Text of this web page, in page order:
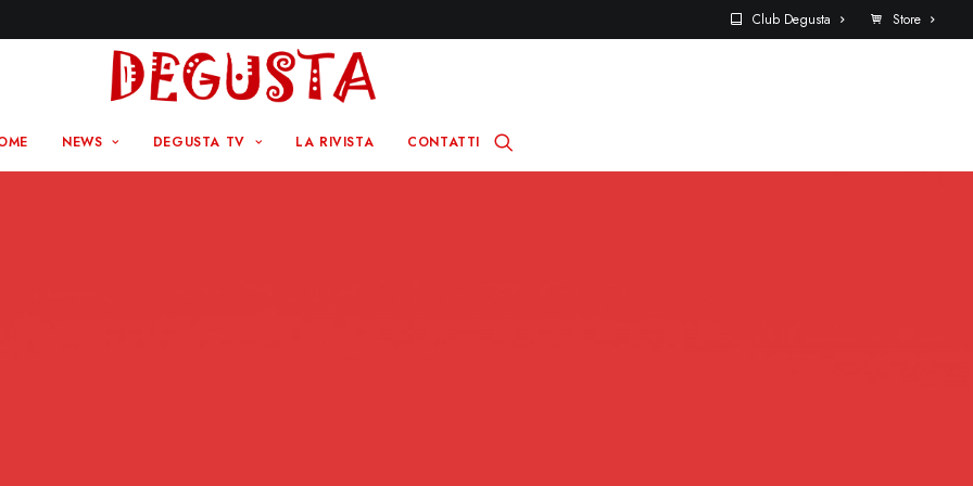
Club Degusta Store
NEWS DEGUSTA TV LA RIVISTA CONTATTI